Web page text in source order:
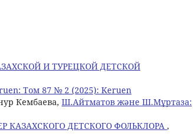
И ТУРЕЦКОЙ ДЕТСКОЙ
Том 87 № 2 (2025): Keruen
Кембаева, Ш.Айтматов және Ш.Мұртаза:
КАЗАХСКОГО ДЕТСКОГО ФОЛЬКЛОРА ,